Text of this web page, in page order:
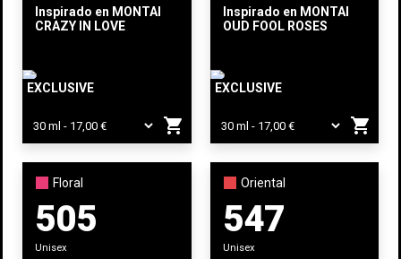
Inspirado en MONTALE
CRAZY IN LOVE
EXCLUSIVE
shopping_cart
Inspirado en MONTALE
OUD FOOL ROSES
EXCLUSIVE
shopping_cart
Floral
505
Unisex
Oriental
547
Unisex